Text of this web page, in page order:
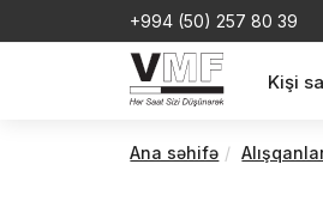
+994 (50) 257 80 39
Kişi
Ana səhifə